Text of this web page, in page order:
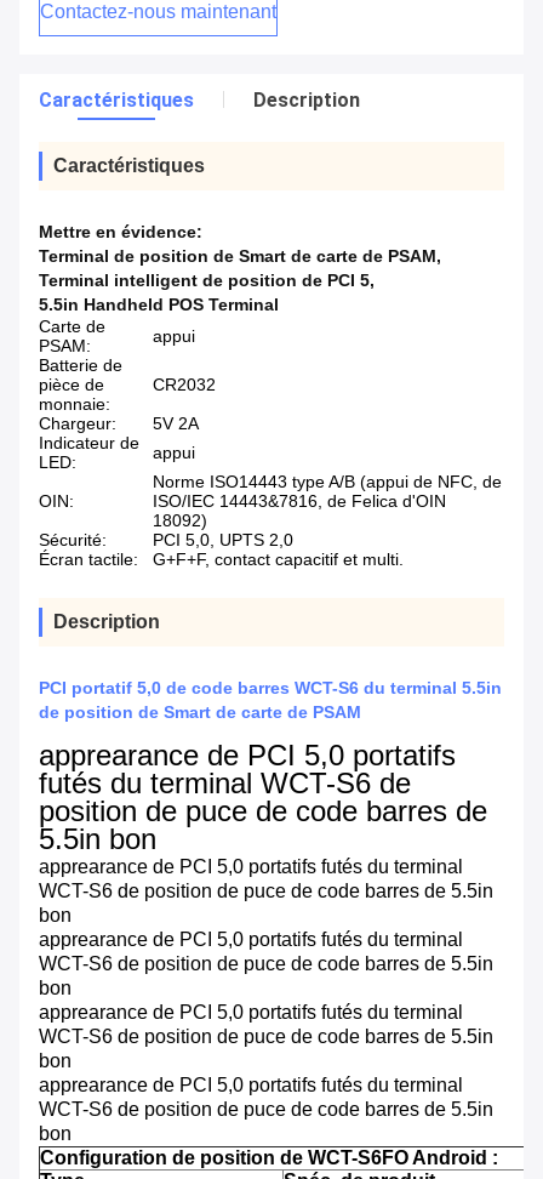
Contactez-nous maintenant
Caractéristiques Description
Caractéristiques
Mettre en évidence:
Terminal de position de Smart de carte de PSAM,
Terminal intelligent de position de PCI 5,
5.5in Handheld POS Terminal
Carte de
PSAM:
appui
Batterie de
pièce de
monnaie:
CR2032
Chargeur:
5V 2A
Indicateur de
LED:
appui
OIN:
Norme ISO14443 type A/B (appui de NFC, de
ISO/IEC 14443&7816, de Felica d'OIN
18092)
Sécurité:
PCI 5,0, UPTS 2,0
Écran tactile:
G+F+F, contact capacitif et multi.
Description
PCI portatif 5,0 de code barres WCT-S6 du terminal 5.5in
de position de Smart de carte de PSAM
apprearance de PCI 5,0 portatifs
futés du terminal WCT-S6 de
position de puce de code barres de
5.5in bon
apprearance de PCI 5,0 portatifs futés du terminal
WCT-S6 de position de puce de code barres de 5.5in
bon
apprearance de PCI 5,0 portatifs futés du terminal
WCT-S6 de position de puce de code barres de 5.5in
bon
apprearance de PCI 5,0 portatifs futés du terminal
WCT-S6 de position de puce de code barres de 5.5in
bon
apprearance de PCI 5,0 portatifs futés du terminal
WCT-S6 de position de puce de code barres de 5.5in
bon
Configuration de position de WCT-S6FO Android :